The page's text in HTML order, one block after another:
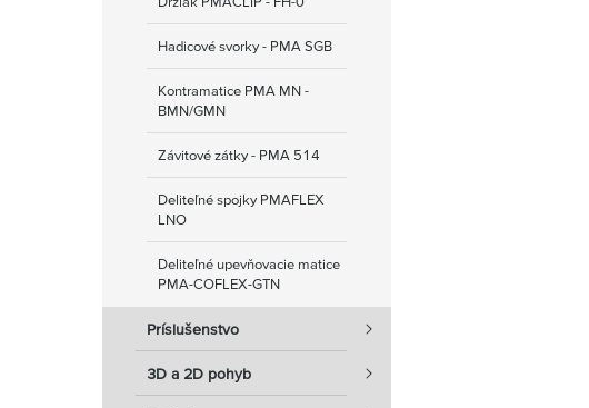
Hadicové svorky - PMA SGB
Kontramatice PMA MN -
BMN/GMN
Závitové zátky - PMA 514
Deliteľné spojky PMAFLEX
LNO
Deliteľné upevňovacie matice
PMA-COFLEX-GTN
Príslušenstvo
3D a 2D pohyb